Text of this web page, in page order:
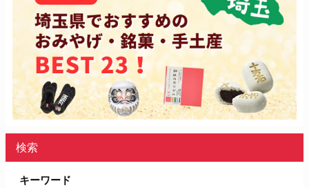
検索
キーワード